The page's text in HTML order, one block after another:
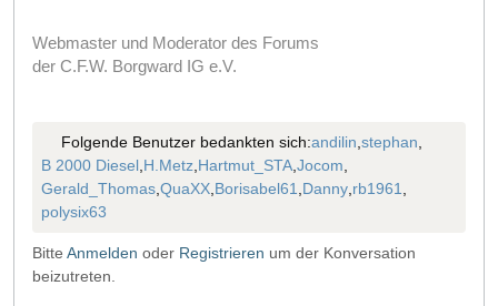
Webmaster und Moderator des Forums
der C.F.W. Borgward IG e.V.
Folgende Benutzer bedankten sich:andilin stephan
B 2000 Diesel H.Metz Hartmut_STA Jocom
Gerald_Thomas QuaXX Borisabel61 Danny rb1961
polysix63
Bitte Anmelden oder Registrieren um der Konversation
beizutreten.